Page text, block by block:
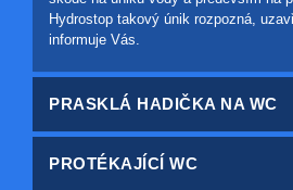
Hydrostop takový únik rozpozná,
informuje Vás.
PRASKLÁ HADIČKA NA WC
PROTÉKAJÍCÍ WC